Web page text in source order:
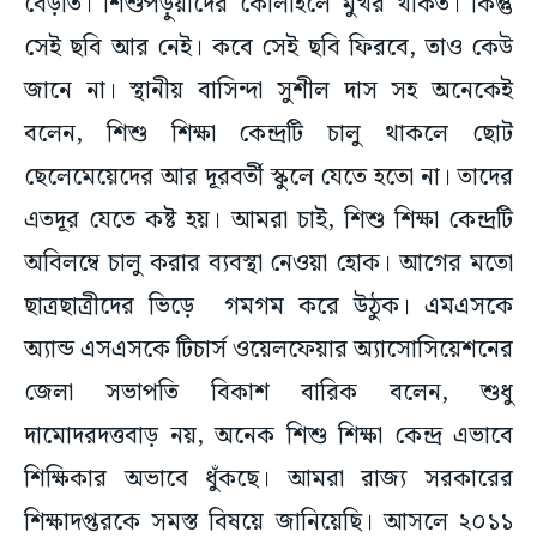
সেই ছবি আর নেই। কবে সেই ছবি ফিরবে, তাও কেউ
জানে না। স্থানীয় বাসিন্দা সুশীল দাস সহ অনেকেই
বলেন, শিশু শিক্ষা কেন্দ্রটি চালু থাকলে ছোট
ছেলেমেয়েদের আর দূরবর্তী স্কুলে যেতে হতো না। তাদের
এতদূর যেতে কষ্ট হয়। আমরা চাই, শিশু শিক্ষা কেন্দ্রটি
অবিলম্বে চালু করার ব্যবস্থা নেওয়া হোক। আগের মতো
ছাত্রছাত্রীদের ভিড়ে গমগম করে উঠুক। এমএসকে
অ্যান্ড এসএসকে টিচার্স ওয়েলফেয়ার অ্যাসোসিয়েশনের
জেলা সভাপতি বিকাশ বারিক বলেন, শুধু
দামোদরদত্তবাড় নয়, অনেক শিশু শিক্ষা কেন্দ্র এভাবে
শিক্ষিকার অভাবে ধুঁকছে। আমরা রাজ্য সরকারের
শিক্ষাদপ্তরকে সমস্ত বিষয়ে জানিয়েছি। আসলে ২০১১